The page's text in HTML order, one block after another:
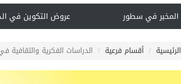
المخبر في سطور عروض التكوين في
الرئيسية أقسام فرعية الدراسات الفكرية والثقافية